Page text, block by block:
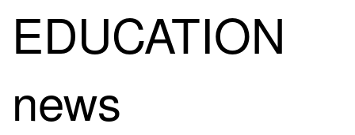
content
EDUCATION
news